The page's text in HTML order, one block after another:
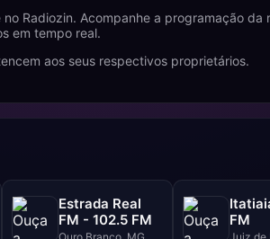
no Radiozin. Acompanhe a programação da
em tempo real.
aos seus respectivos proprietários.
Estrada Real
FM - 102.5 FM
Ouro Branco, MG
FM
Juiz de